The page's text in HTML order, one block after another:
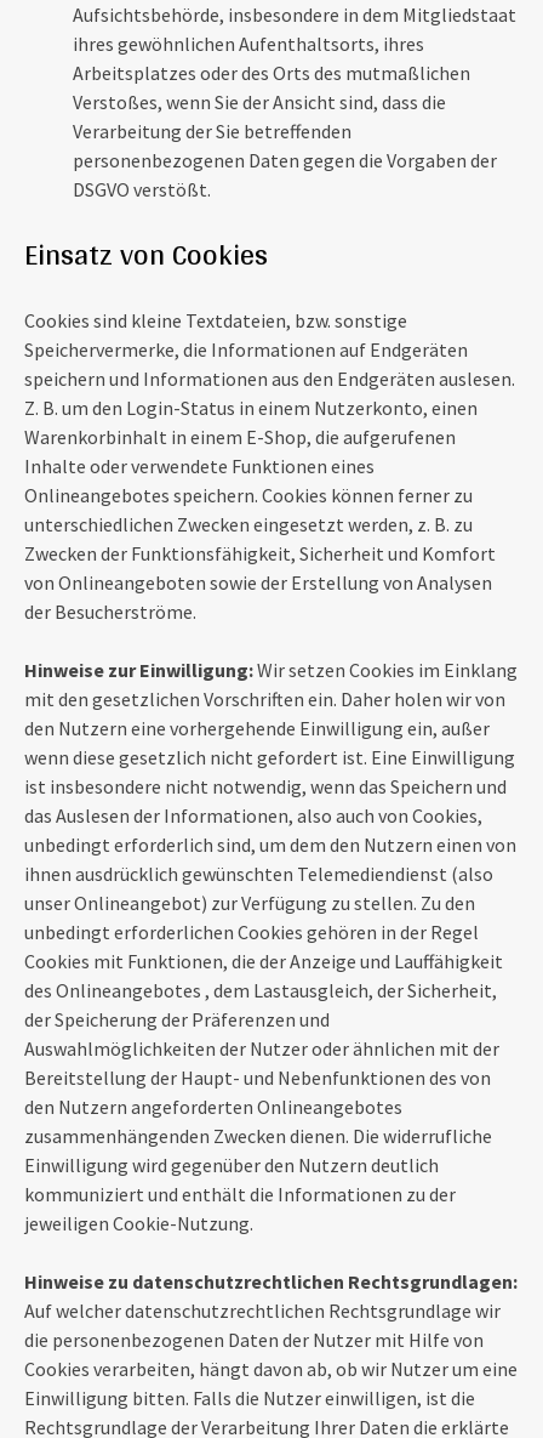
Aufsichtsbehörde, insbesondere in dem Mitgliedstaat
ihres gewöhnlichen Aufenthaltsorts, ihres
Arbeitsplatzes oder des Orts des mutmaßlichen
Verstoßes, wenn Sie der Ansicht sind, dass die
Verarbeitung der Sie betreffenden
personenbezogenen Daten gegen die Vorgaben der
DSGVO verstößt.
Einsatz von Cookies
Cookies sind kleine Textdateien, bzw. sonstige
Speichervermerke, die Informationen auf Endgeräten
speichern und Informationen aus den Endgeräten auslesen.
Z. B. um den Login-Status in einem Nutzerkonto, einen
Warenkorbinhalt in einem E-Shop, die aufgerufenen
Inhalte oder verwendete Funktionen eines
Onlineangebotes speichern. Cookies können ferner zu
unterschiedlichen Zwecken eingesetzt werden, z. B. zu
Zwecken der Funktionsfähigkeit, Sicherheit und Komfort
von Onlineangeboten sowie der Erstellung von Analysen
der Besucherströme.
Hinweise zur Einwilligung:Wir setzen Cookies im Einklang
mit den gesetzlichen Vorschriften ein. Daher holen wir von
den Nutzern eine vorhergehende Einwilligung ein, außer
wenn diese gesetzlich nicht gefordert ist. Eine Einwilligung
ist insbesondere nicht notwendig, wenn das Speichern und
das Auslesen der Informationen, also auch von Cookies,
unbedingt erforderlich sind, um dem den Nutzern einen von
ihnen ausdrücklich gewünschten Telemediendienst (also
unser Onlineangebot) zur Verfügung zu stellen. Zu den
unbedingt erforderlichen Cookies gehören in der Regel
Cookies mit Funktionen, die der Anzeige und Lauffähigkeit
des Onlineangebotes , dem Lastausgleich, der Sicherheit,
der Speicherung der Präferenzen und
Auswahlmöglichkeiten der Nutzer oder ähnlichen mit der
Bereitstellung der Haupt- und Nebenfunktionen des von
den Nutzern angeforderten Onlineangebotes
zusammenhängenden Zwecken dienen. Die widerrufliche
Einwilligung wird gegenüber den Nutzern deutlich
kommuniziert und enthält die Informationen zu der
jeweiligen Cookie-Nutzung.
Hinweise zu datenschutzrechtlichen Rechtsgrundlagen:
Auf welcher datenschutzrechtlichen Rechtsgrundlage wir
die personenbezogenen Daten der Nutzer mit Hilfe von
Cookies verarbeiten, hängt davon ab, ob wir Nutzer um eine
Einwilligung bitten. Falls die Nutzer einwilligen, ist die
Rechtsgrundlage der Verarbeitung Ihrer Daten die erklärte